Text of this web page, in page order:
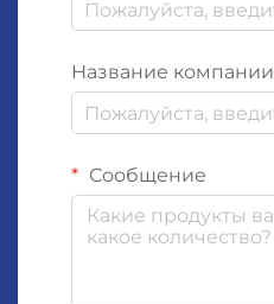
Название компании
Сообщение